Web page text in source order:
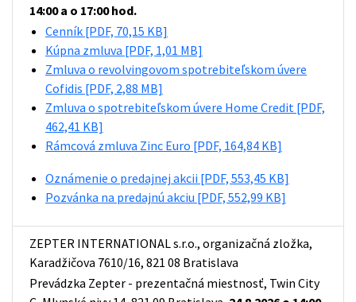
14:00 a o 17:00 hod.
Cenník [PDF, 70,15 KB]
Kúpna zmluva [PDF, 1,01 MB]
Zmluva o revolvingovom spotrebiteľskom úvere
Cofidis [PDF, 2,88 MB]
Zmluva o spotrebiteľskom úvere Home Credit [PDF,
462,41 KB]
Rámcová zmluva Zinc Euro [PDF, 164,84 KB]
Oznámenie o predajnej akcii [PDF, 553,45 KB]
Pozvánka na predajnú akciu [PDF, 552,99 KB]
ZEPTER INTERNATIONAL s.r.o., organizačná zložka,
Karadžičova 7610/16, 821 08 Bratislava
Prevádzka Zepter - prezentačná miestnosť, Twin City